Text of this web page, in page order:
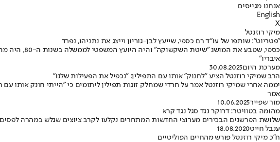
אנחנו מגייסים
English
X
מיקי רוזנטל
"פטריוט": שותפו של עו"ד רם כספי, שייעץ לבן-גוריון וייצג את נתניהו, נפרד
כספי, שטבע
איבריו"
מערכת היום30.08.2025
הרב שמיקי רוזנטל הציע "לחנוק" אותו עם התפילין: "נכפיל את הפעילות שלנו"
יממה אחרי שמיקי רוזנטל אמר על חרדי שמחלק זוגות תפילין ליתומים כי "הייתי חונק
אמר
מור שפייר10.06.2025
מהומה בטוויטר: דרוקר נגד סגל נגד קרא
שלושת הפרשנים הבכירים מערוצי החדשות המתחרים נקלעו לקרב ציוצים שגלש במהרה לפסים
ענבל חייט18.08.2020
ח"כ מיקי רוזנטל פורש מהחיים הפוליטיים